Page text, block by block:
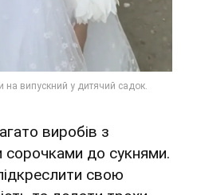
виробів з
до сукнями.
свою